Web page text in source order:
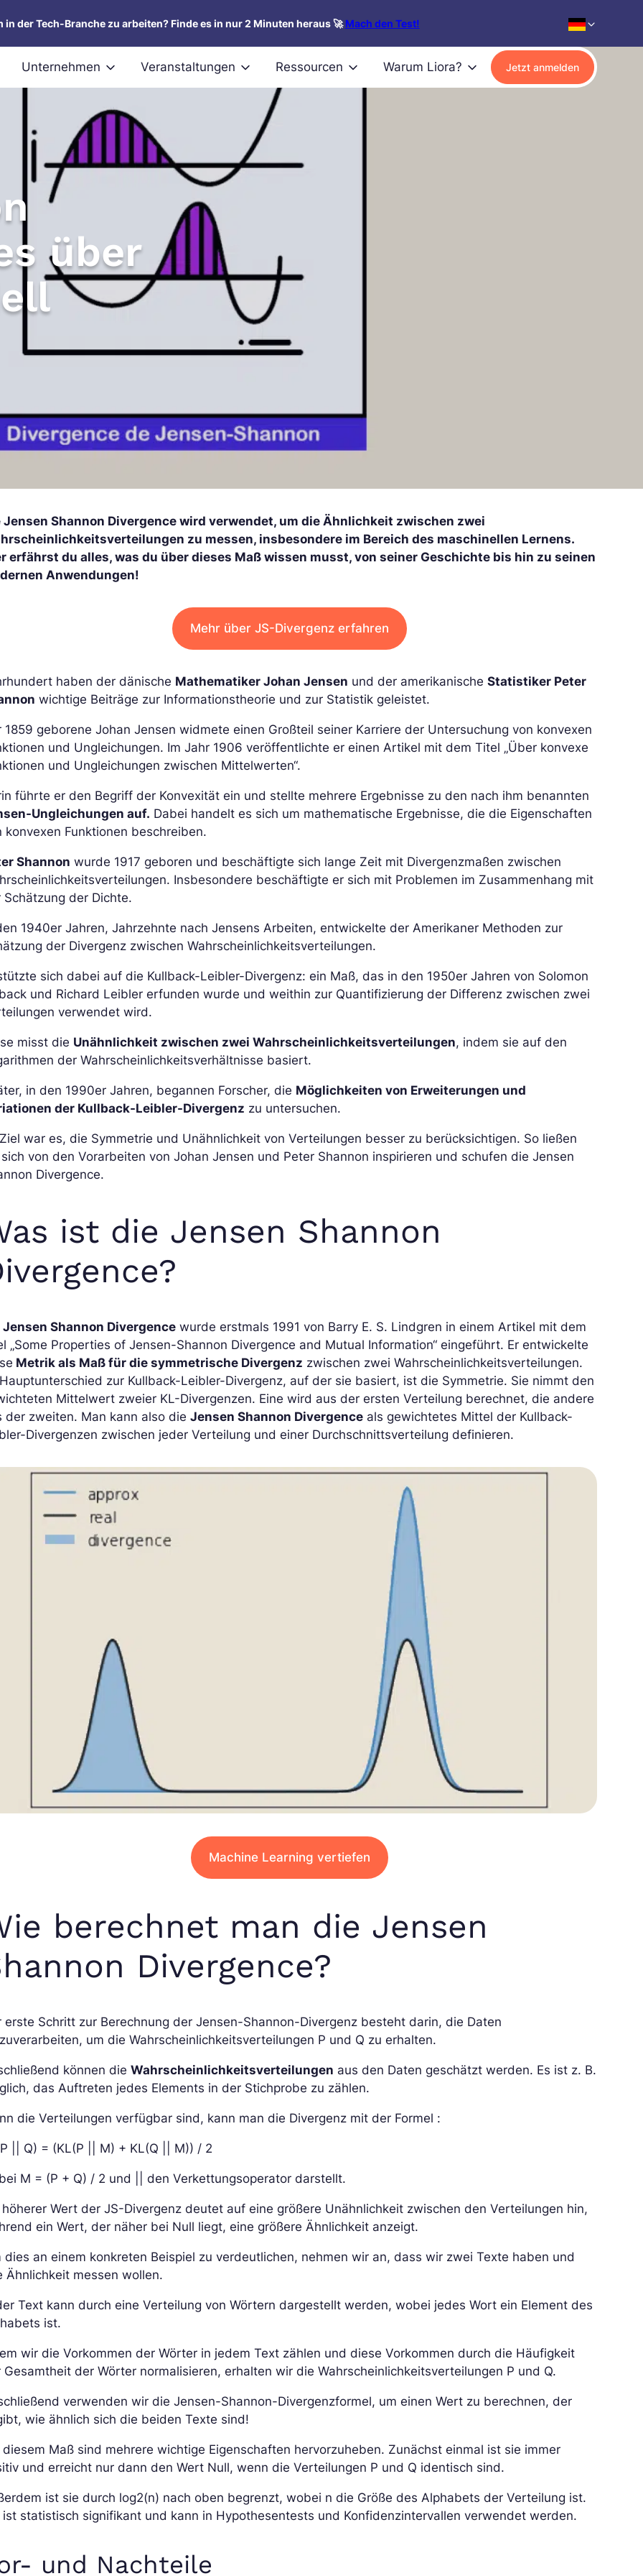
der Tech-Branche zu arbeiten? Finde es in nur 2 Minuten heraus 🚀Mach den Test!
Unternehmen Veranstaltungen Ressourcen Warum Liora? Jetzt anmelden
über
Jensen Shannon Divergence wird verwendet, um die Ähnlichkeit zwischen zwei
zu messen, insbesondere im Bereich des maschinellen Lernens.
erfährst du alles, was du über dieses Maß wissen musst, von seiner Geschichte bis hin zu seinen
Anwendungen!
Mehr über JS-Divergenz erfahren
haben der dänische Mathematiker Johan Jensen und der amerikanischeStatistiker Peter
wichtige Beiträge zur Informationstheorie und zur Statistik geleistet.
1859 geborene Johan Jensen widmete einen Großteil seiner Karriere der Untersuchung von konvexen
und Ungleichungen. Im Jahr 1906 veröffentlichte er einen Artikel mit dem Titel „Über konvexe
und Ungleichungen zwischen Mittelwerten“.
führte er den Begriff der Konvexität ein und stellte mehrere Ergebnisse zu den nach ihm benannten
Ungleichungen auf. Dabei handelt es sich um mathematische Ergebnisse, die die Eigenschaften
konvexen Funktionen beschreiben.
Shannon wurde 1917 geboren und beschäftigte sich lange Zeit mit Divergenzmaßen zwischen
Insbesondere beschäftigte er sich mit Problemen im Zusammenhang mit
Schätzung der Dichte.
1940er Jahren, Jahrzehnte nach Jensens Arbeiten, entwickelte der Amerikaner Methoden zur
der Divergenz zwischen Wahrscheinlichkeitsverteilungen.
sich dabei auf die Kullback-Leibler-Divergenz: ein Maß, das in den 1950er Jahren von Solomon
und Richard Leibler erfunden wurde und weithin zur Quantifizierung der Differenz zwischen zwei
verwendet wird.
misst die Unähnlichkeit zwischen zwei Wahrscheinlichkeitsverteilungen, indem sie auf den
der Wahrscheinlichkeitsverhältnisse basiert.
in den 1990er Jahren, begannen Forscher, die Möglichkeiten von Erweiterungen und
der Kullback-Leibler-Divergenz zu untersuchen.
war es, die Symmetrie und Unähnlichkeit von Verteilungen besser zu berücksichtigen. So ließen
von den Vorarbeiten von Johan Jensen und Peter Shannon inspirieren und schufen die Jensen
Divergence.
ist die Jensen Shannon
Jensen Shannon Divergence wurde erstmals 1991 von Barry E. S. Lindgren in einem Artikel mit dem
„Some Properties of Jensen-Shannon Divergence and Mutual Information“ eingeführt. Er entwickelte
Metrik als Maß für die symmetrische Divergenz zwischen zwei Wahrscheinlichkeitsverteilungen.
zur Kullback-Leibler-Divergenz, auf der sie basiert, ist die Symmetrie. Sie nimmt den
Mittelwert zweier KL-Divergenzen. Eine wird aus der ersten Verteilung berechnet, die andere
der zweiten. Man kann also dieJensen Shannon Divergence als gewichtetes Mittel der Kullback-
Divergenzen zwischen jeder Verteilung und einer Durchschnittsverteilung definieren.
Machine Learning vertiefen
berechnet man die Jensen
Divergence?
erste Schritt zur Berechnung der Jensen-Shannon-Divergenz besteht darin, die Daten
um die Wahrscheinlichkeitsverteilungen P und Q zu erhalten.
können dieWahrscheinlichkeitsverteilungen aus den Daten geschätzt werden. Es ist z. B.
das Auftreten jedes Elements in der Stichprobe zu zählen.
die Verteilungen verfügbar sind, kann man die Divergenz mit der Formel :
|| Q) = (KL(P || M) + KL(Q || M)) / 2
M = (P + Q) / 2 und || den Verkettungsoperator darstellt.
höherer Wert der JS-Divergenz deutet auf eine größere Unähnlichkeit zwischen den Verteilungen hin,
ein Wert, der näher bei Null liegt, eine größere Ähnlichkeit anzeigt.
dies an einem konkreten Beispiel zu verdeutlichen, nehmen wir an, dass wir zwei Texte haben und
Ähnlichkeit messen wollen.
Text kann durch eine Verteilung von Wörtern dargestellt werden, wobei jedes Wort ein Element des
ist.
wir die Vorkommen der Wörter in jedem Text zählen und diese Vorkommen durch die Häufigkeit
Gesamtheit der Wörter normalisieren, erhalten wir die Wahrscheinlichkeitsverteilungen P und Q.
verwenden wir die Jensen-Shannon-Divergenzformel, um einen Wert zu berechnen, der
wie ähnlich sich die beiden Texte sind!
diesem Maß sind mehrere wichtige Eigenschaften hervorzuheben. Zunächst einmal ist sie immer
und erreicht nur dann den Wert Null, wenn die Verteilungen P und Q identisch sind.
ist sie durch log2(n) nach oben begrenzt, wobei n die Größe des Alphabets der Verteilung ist.
ist statistisch signifikant und kann in Hypothesentests und Konfidenzintervallen verwendet werden.
und Nachteile